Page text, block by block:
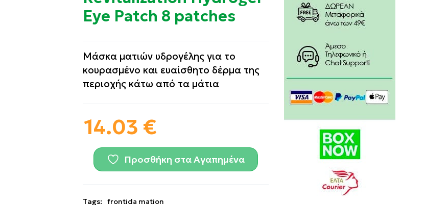
Eye Patch 8 patches
Mάσκα ματιών υδρογέλης για το
κουρασμένο και ευαίσθητο δέρμα της
περιοχής κάτω από τα μάτια
14.03 €
Προσθήκη στα Αγαπημένα
Tags:
frontida mation